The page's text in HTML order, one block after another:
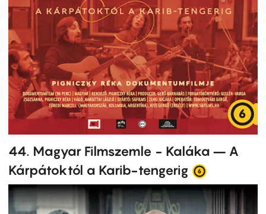
44. Magyar Filmszemle - Kaláka – A
Kárpátoktól a Karib-tengerig